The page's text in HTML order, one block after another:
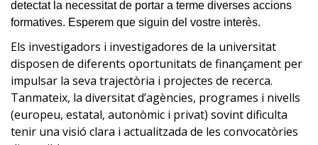
detectat la necessitat de portar a terme diverses accions
formatives. Esperem que siguin del vostre interès.
Els investigadors i investigadores de la universitat
disposen de diferents oportunitats de finançament per
impulsar la seva trajectòria i projectes de recerca.
Tanmateix, la diversitat d’agències, programes i nivells
(europeu, estatal, autonòmic i privat) sovint dificulta
tenir una visió clara i actualitzada de les convocatòries